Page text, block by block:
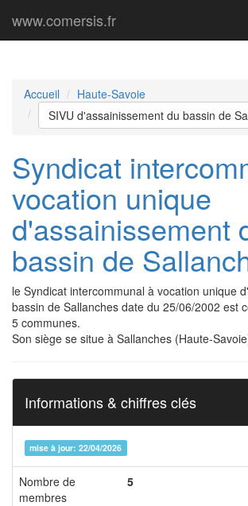
www.comersis.fr
Accueil
Haute-Savoie
SIVU d'assainissement du bassin de
Syndicat
vocation unique
d'assainissement
bassin de
le Syndicat intercommunal à vocation unique
bassin de Sallanches date du 25/06/2002 est
5 communes.
Son siège se situe à Sallanches (Haute-
Informations & chiffres clés
mise à jour: 22/04/2026
Nombre de
membres
5